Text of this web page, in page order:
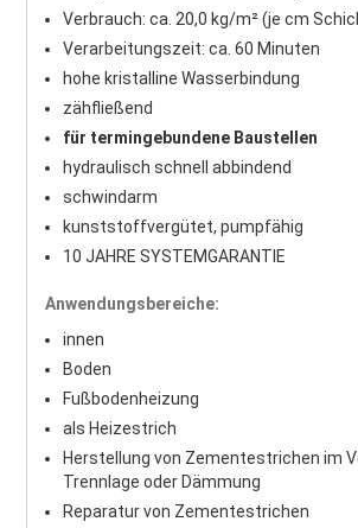
Verbrauch: ca. 20,0 kg/m² (je cm
Verarbeitungszeit: ca. 60 Minuten
hohe kristalline Wasserbindung
zähfließend
für termingebundene Baustellen
hydraulisch schnell abbindend
schwindarm
kunststoffvergütet, pumpfähig
10 JAHRE SYSTEMGARANTIE
Anwendungsbereiche:
innen
Boden
Fußbodenheizung
als Heizestrich
Herstellung von Zementestrichen im
Trennlage oder Dämmung
Reparatur von Zementestrichen